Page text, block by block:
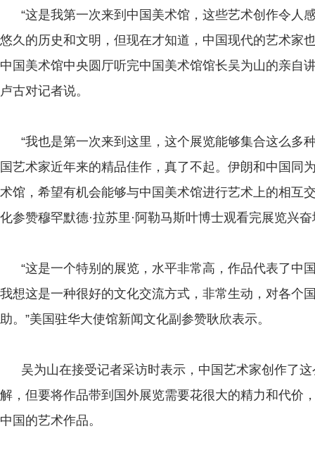
“这是我第一次来到中国美术馆，这些艺术创作令人
悠久的历史和文明，但现在才知道，中国现代的艺术家
中国美术馆中央圆厅听完中国美术馆馆长吴为山的亲自
卢古对记者说。
“我也是第一次来到这里，这个展览能够集合这么多
国艺术家近年来的精品佳作，真了不起。伊朗和中国同
术馆，希望有机会能够与中国美术馆进行艺术上的相互
化参赞穆罕默德·拉苏里·阿勒马斯叶博士观看完展览兴
“这是一个特别的展览，水平非常高，作品代表了中
我想这是一种很好的文化交流方式，非常生动，对各个
助。”美国驻华大使馆新闻文化副参赞耿欣表示。
吴为山在接受记者采访时表示，中国艺术家创作了这
解，但要将作品带到国外展览需要花很大的精力和代价
中国的艺术作品。